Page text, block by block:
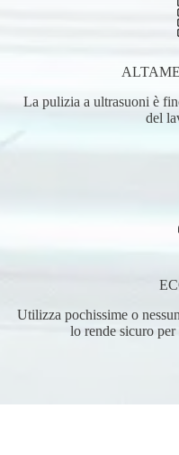
La pulizia a ultrasuoni è
del
Utilizza pochissime o
lo rende sicuro per